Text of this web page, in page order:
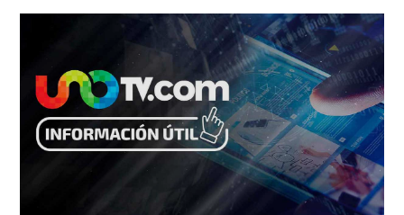
cocodrilo
sale
la
playa
y
causa
pánico
en
Zihuatanejo: